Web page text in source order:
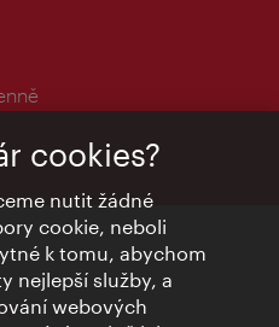
cookies?
nutit žádné
cookie, neboli
k tomu, abychom
nejlepší služby, a
webových